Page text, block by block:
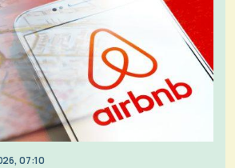
07:10